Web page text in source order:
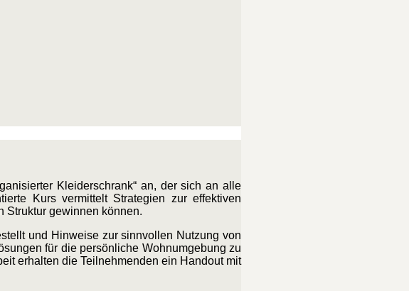
Kleiderschrank“ an, der sich an alle
Kurs vermittelt Strategien zur effektiven
Struktur gewinnen können.
und Hinweise zur sinnvollen Nutzung von
für die persönliche Wohnumgebung zu
erhalten die Teilnehmenden ein Handout mit